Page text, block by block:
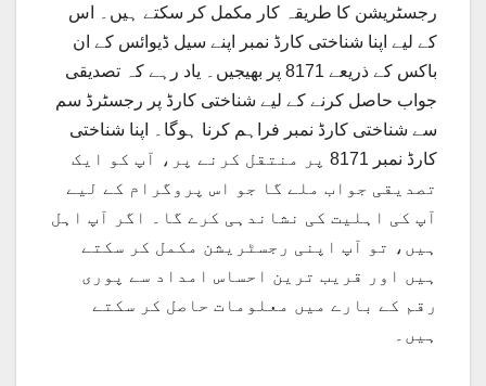
رجسٹریشن کا طریقہ کار مکمل کر سکتے ہیں۔ اس
کے لیے اپنا شناختی کارڈ نمبر اپنے سیل ڈیوائس کے ان
باکس کے ذریعے 8171 پر بھیجیں۔ یاد رہے کہ تصدیقی
جواب حاصل کرنے کے لیے شناختی کارڈ پر رجسٹرڈ سم
سے شناختی کارڈ نمبر فراہم کرنا ہوگا۔ اپنا شناختی
کارڈ نمبر 8171 پر منتقل کرنے پر، آپ کو ایک
تصدیقی جواب ملے گا جو اس پروگرام کے لیے
آپ کی اہلیت کی نشاندہی کرے گا۔ اگر آپ اہل
ہیں، تو آپ اپنی رجسٹریشن مکمل کر سکتے
ہیں اور قریب ترین احساس امداد سے پوری
رقم کے بارے میں معلومات حاصل کر سکتے
ہیں۔